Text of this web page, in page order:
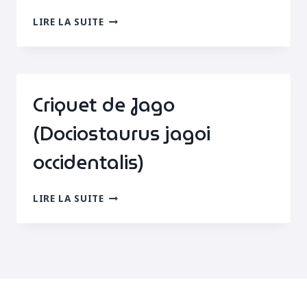
LIRE LA SUITESITE
JAGOI
OCCIDENTALIS)
Criquet de Jago
(Dociostaurus jagoi
occidentalis)
LIRE LA SUITECRIQUET